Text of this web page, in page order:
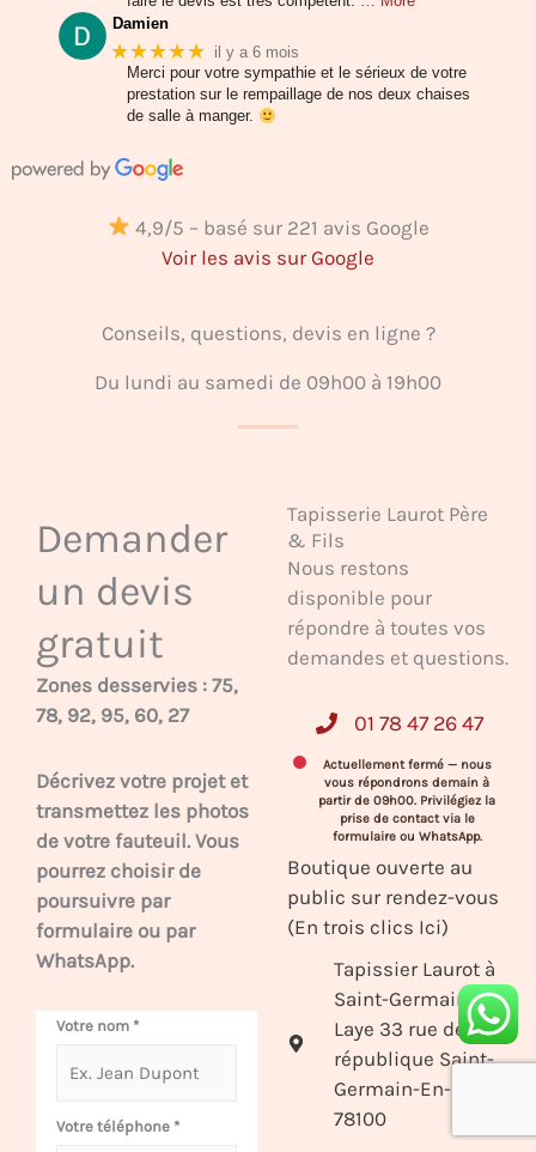
Damien
★★★★★ il y a 6 mois
Merci pour votre sympathie et le sérieux de votre
prestation sur le rempaillage de nos deux chaises
de salle à manger.
4,9/5 – basé sur 221 avis Google
Voir les avis sur Google
Conseils, questions, devis en ligne ?
Du lundi au samedi de 09h00 à 19h00
Demander
un devis
gratuit
Zones desservies : 75,
78, 92, 95, 60, 27
Décrivez votre projet et
transmettez les photos
de votre fauteuil. Vous
pourrez choisir de
poursuivre par
formulaire ou par
WhatsApp.
Votre nom *
Votre téléphone *
Tapisserie Laurot Père
& Fils
Nous restons
disponible pour
répondre à toutes vos
demandes et questions.
01 78 47 26 47
Actuellement fermé — nous
vous répondrons demain à
partir de 09h00. Privilégiez la
prise de contact via le
formulaire ou WhatsApp.
Boutique ouverte au
public sur rendez-vous
(En trois clics Ici)
Tapissier Laurot à
Saint-Germain-En-
Laye 33 rue de la
république Saint-
Germain-En-Laye
78100